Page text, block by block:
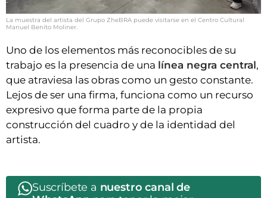
La muestra del artista del Grupo ZheBRA puede visitarse en el Centro Cultural
Manuel Benito Moliner.
Uno de los elementos más reconocibles de su
trabajo es la presencia de una línea negra central,
que atraviesa las obras como un gesto constante.
Lejos de ser una firma, funciona como un recurso
expresivo que forma parte de la propia
construcción del cuadro y de la identidad del
artista.
Suscríbete a nuestro canal de